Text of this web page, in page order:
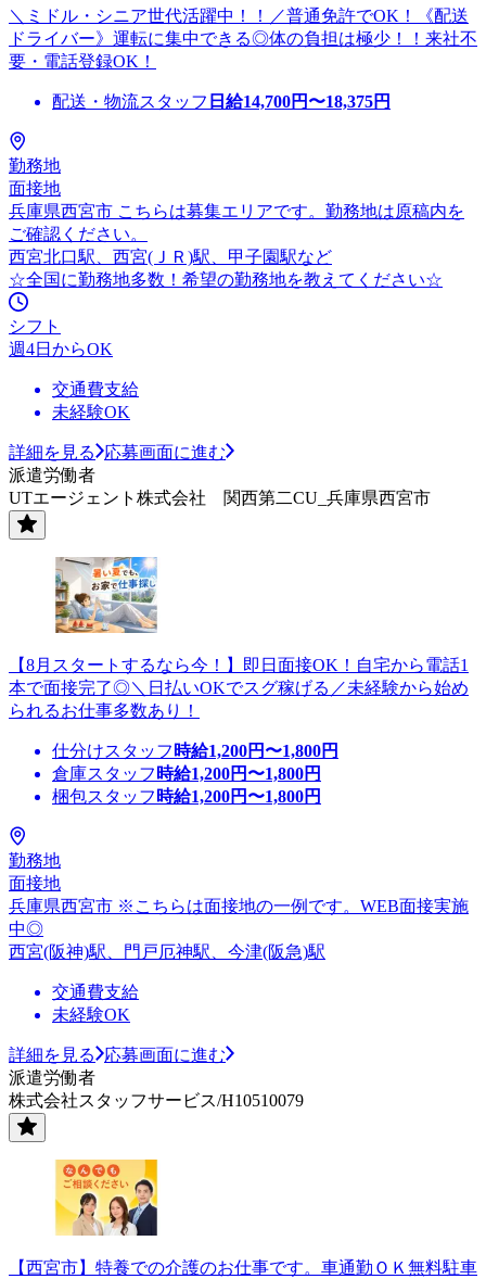
＼ミドル・シニア世代活躍中！！／普通免許でOK！《配送
ドライバー》運転に集中できる◎体の負担は極少！！来社不
要・電話登録OK！
配送・物流スタッフ 日給14,700円〜18,375円
勤務地
面接地
兵庫県西宮市 こちらは募集エリアです。勤務地は原稿内を
ご確認ください。
西宮北口駅、西宮(ＪＲ)駅、甲子園駅など
☆全国に勤務地多数！希望の勤務地を教えてください☆
シフト
週4日からOK
交通費支給
未経験OK
詳細を見る
応募画面に進む
派遣労働者
UTエージェント株式会社 関西第二CU_兵庫県西宮市
【8月スタートするなら今！】即日面接OK！自宅から電話1
本で面接完了◎＼日払いOKでスグ稼げる／未経験から始め
られるお仕事多数あり！
仕分けスタッフ 時給1,200円〜1,800円
倉庫スタッフ 時給1,200円〜1,800円
梱包スタッフ 時給1,200円〜1,800円
勤務地
面接地
兵庫県西宮市 ※こちらは面接地の一例です。WEB面接実施
中◎
西宮(阪神)駅、門戸厄神駅、今津(阪急)駅
交通費支給
未経験OK
詳細を見る
応募画面に進む
派遣労働者
株式会社スタッフサービス/H10510079
【西宮市】特養での介護のお仕事です。車通勤ＯＫ無料駐車